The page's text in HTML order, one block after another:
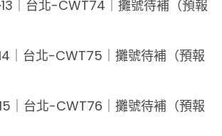
｜台北-CWT74｜攤號待補（預報
｜台北-CWT75｜攤號待補（預報
｜台北-CWT76｜攤號待補（預報